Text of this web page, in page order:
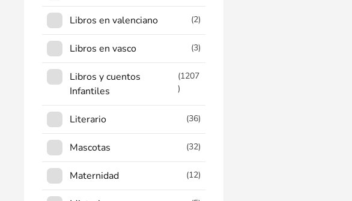
Libros en valenciano (2)
Libros en vasco (3)
Libros y cuentos
Infantiles
(1207
)
Literario (36)
Mascotas (32)
Maternidad (12)